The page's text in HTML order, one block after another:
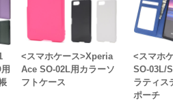
<スマホケース>Xperia
Ace SO-02L用カラーソ
フトケース
<スマホ
SO-03L/
ラティス
ポーチ